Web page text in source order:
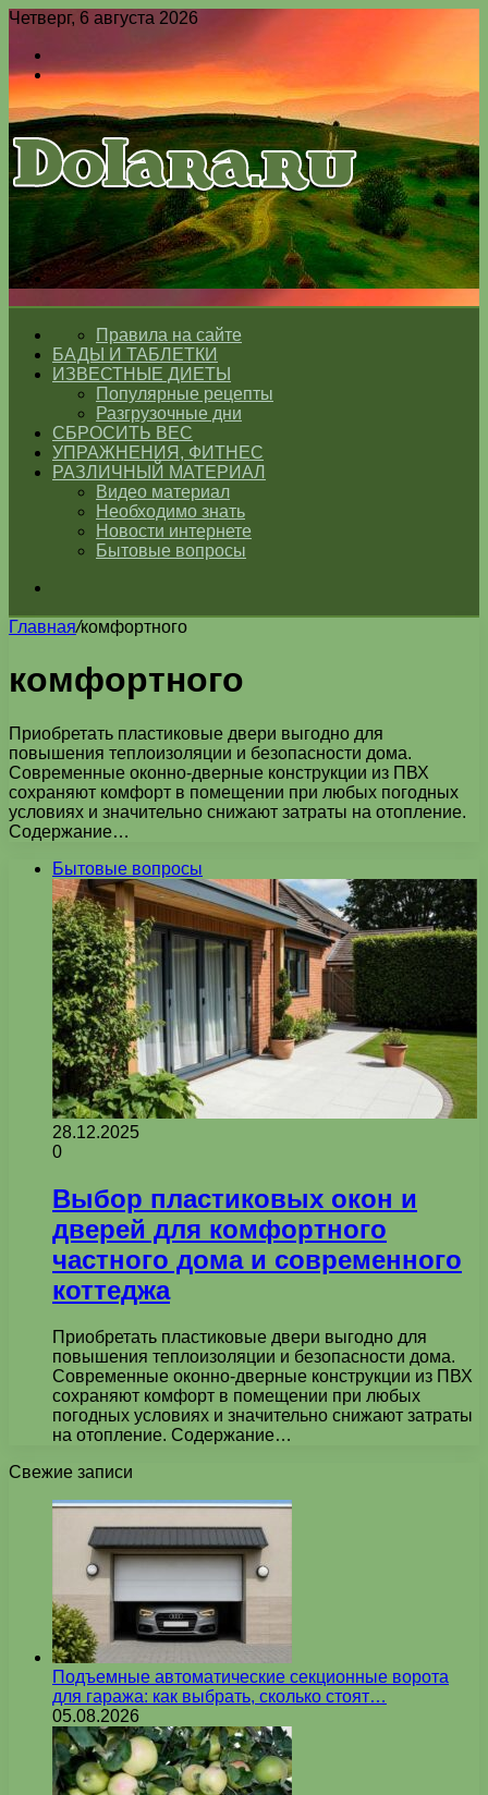
Четверг, 6 августа 2026
Switch
skin
Меню
Switch
ГЛАВНАЯПравила на сайте
БАДЫ И ТАБЛЕТКИ
ИЗВЕСТНЫЕ ДИЕТЫ
Популярные рецепты
Разгрузочные дни
СБРОСИТЬ ВЕС
УПРАЖНЕНИЯ, ФИТНЕС
РАЗЛИЧНЫЙ МАТЕРИАЛ
Видео материал
Необходимо знать
Новости интернете
Бытовые вопросы
Главная/комфортного
комфортного
Приобретать пластиковые двери выгодно для
повышения теплоизоляции и безопасности дома.
Современные оконно-дверные конструкции из ПВХ
сохраняют комфорт в помещении при любых погодных
условиях и значительно снижают затраты на отопление.
Содержание…
Бытовые вопросы
28.12.2025
0
Выбор пластиковых окон и
дверей для комфортного
частного дома и современного
коттеджа
Приобретать пластиковые двери выгодно для
повышения теплоизоляции и безопасности дома.
Современные оконно-дверные конструкции из ПВХ
сохраняют комфорт в помещении при любых
погодных условиях и значительно снижают затраты
на отопление. Содержание…
Свежие записи
Подъемные автоматические секционные ворота
для гаража: как выбрать, сколько стоят…
05.08.2026